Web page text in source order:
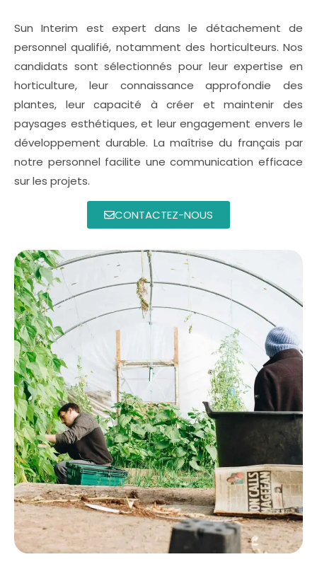
Sun Interim est expert dans le détachement de
personnel qualifié, notamment des horticulteurs. Nos
candidats sont sélectionnés pour leur expertise en
horticulture, leur connaissance approfondie des
plantes, leur capacité à créer et maintenir des
paysages esthétiques, et leur engagement envers le
développement durable. La maîtrise du français par
notre personnel facilite une communication efficace
sur les projets.
CONTACTEZ-NOUS